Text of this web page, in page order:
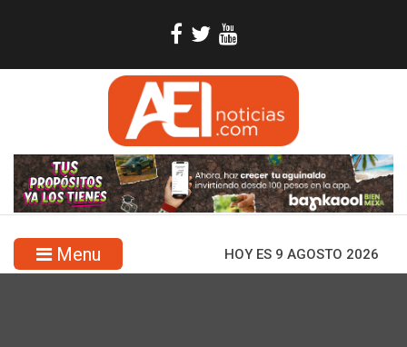
Menu HOY ES 9 AGOSTO 2026